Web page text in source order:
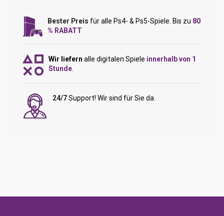
Bester Preis für alle Ps4- & Ps5-Spiele. Bis zu 80
% RABATT
Wir liefern alle digitalen Spiele innerhalb von 1
Stunde
24/7Support! Wir sind für Sie da.